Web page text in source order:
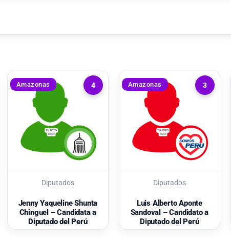
4
Amazonas
Diputados
Jenny Yaqueline Shunta
Chinguel – Candidata a
Diputado del Perú
3
Amazonas
Diputados
Luis Alberto Aponte
Sandoval – Candidato a
Diputado del Perú